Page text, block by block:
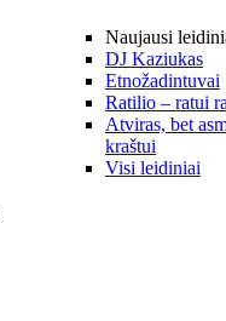
Naujausi
DJ Kaziukas
Etnožadintuvai
Ratilio – ratui
Atviras, bet
kraštui
Visi leidiniai